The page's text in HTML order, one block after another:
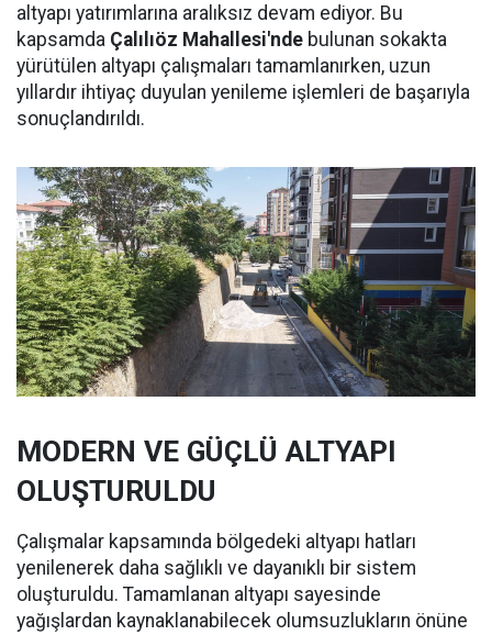
altyapı yatırımlarına aralıksız devam ediyor. Bu
kapsamda Çalılıöz Mahallesi'nde bulunan sokakta
yürütülen altyapı çalışmaları tamamlanırken, uzun
yıllardır ihtiyaç duyulan yenileme işlemleri de başarıyla
sonuçlandırıldı.
MODERN VE GÜÇLÜ ALTYAPI
OLUŞTURULDU
Çalışmalar kapsamında bölgedeki altyapı hatları
yenilenerek daha sağlıklı ve dayanıklı bir sistem
oluşturuldu. Tamamlanan altyapı sayesinde
yağışlardan kaynaklanabilecek olumsuzlukların önüne